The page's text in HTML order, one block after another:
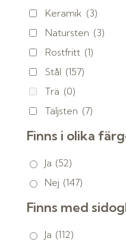
Keramik (3)
Natursten (3)
Rostfritt (1)
Stål (157)
Trä (0)
Täljsten (7)
Finns i olika
Ja (52)
Nej (147)
Finns med
Ja (112)